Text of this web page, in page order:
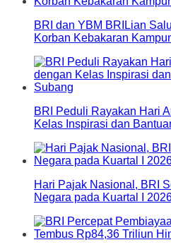
BRI dan YBM BRILian
Korban Kebakaran
BRI Peduli Rayakan Hari
Kelas Inspirasi dan
Hari Pajak Nasional, BRI
Negara pada Kuartal I